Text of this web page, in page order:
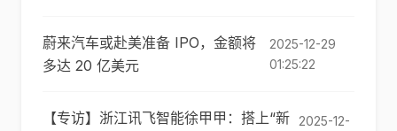
蔚来汽车或赴美准备 IPO，金额将
多达 20 亿美元
2025-12-29
01:25:22
【专访】浙江讯飞智能徐甲甲：搭上“新
2025-12-